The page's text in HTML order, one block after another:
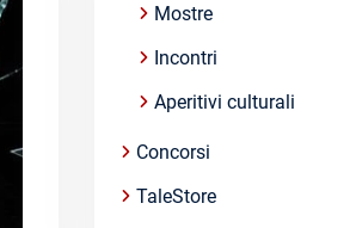
Mostre
Incontri
Aperitivi culturali
Concorsi
TaleStore